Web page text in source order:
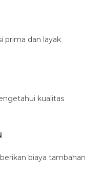
prima dan layak
kualitas
biaya tambahan